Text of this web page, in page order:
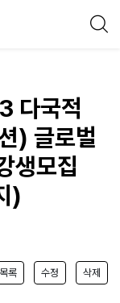
다국적
) 글로벌
생모집
)
목록 수정 삭제